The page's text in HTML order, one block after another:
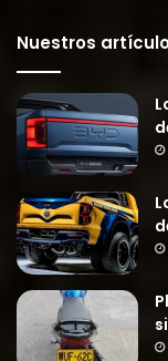
Nuestros